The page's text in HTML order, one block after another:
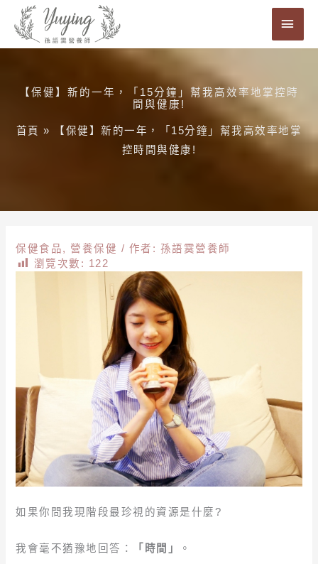
主
主
要
【保健】新的一年，「15分鐘」幫我高效率地掌控時
間與健康!
首頁 »
【保健】新的一年，「15分鐘」幫我高效率地掌
控時間與健康!
保健食品, 營養保健 / 作者: 孫語霙營養師
瀏覽次數: 122
如果你問我現階段最珍視的資源是什麼?
我會毫不猶豫地回答： 「時間」 。